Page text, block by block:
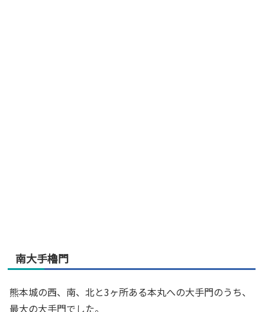
南大手櫓門
熊本城の西、南、北と3ヶ所ある本丸への大手門のうち、
最大の大手門でした。